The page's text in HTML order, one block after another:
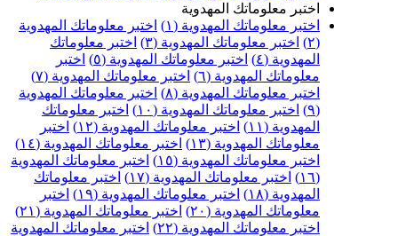
معلوماتك المهدوية
معلوماتك المهدوية (١)
اختبر معلوماتك المهدوية
اختبر معلوماتك المهدوية (٣)
اختبر معلوماتك
اختبر معلوماتك المهدوية (٥)
اختبر
المهدوية (٦)
اختبر معلوماتك المهدوية (٧)
معلوماتك المهدوية (٨)
اختبر معلوماتك المهدوية
اختبر معلوماتك المهدوية (١٠)
اختبر معلوماتك
اختبر معلوماتك المهدوية (١٢)
اختبر
المهدوية (١٣)
اختبر معلوماتك المهدوية (١٤)
معلوماتك المهدوية (١٥)
اختبر معلوماتك المهدوية
اختبر معلوماتك المهدوية (١٧)
اختبر معلوماتك
اختبر معلوماتك المهدوية (١٩)
اختبر
المهدوية (٢٠)
اختبر معلوماتك المهدوية (٢١)
معلوماتك المهدوية (٢٢)
اختبر معلوماتك المهدوية